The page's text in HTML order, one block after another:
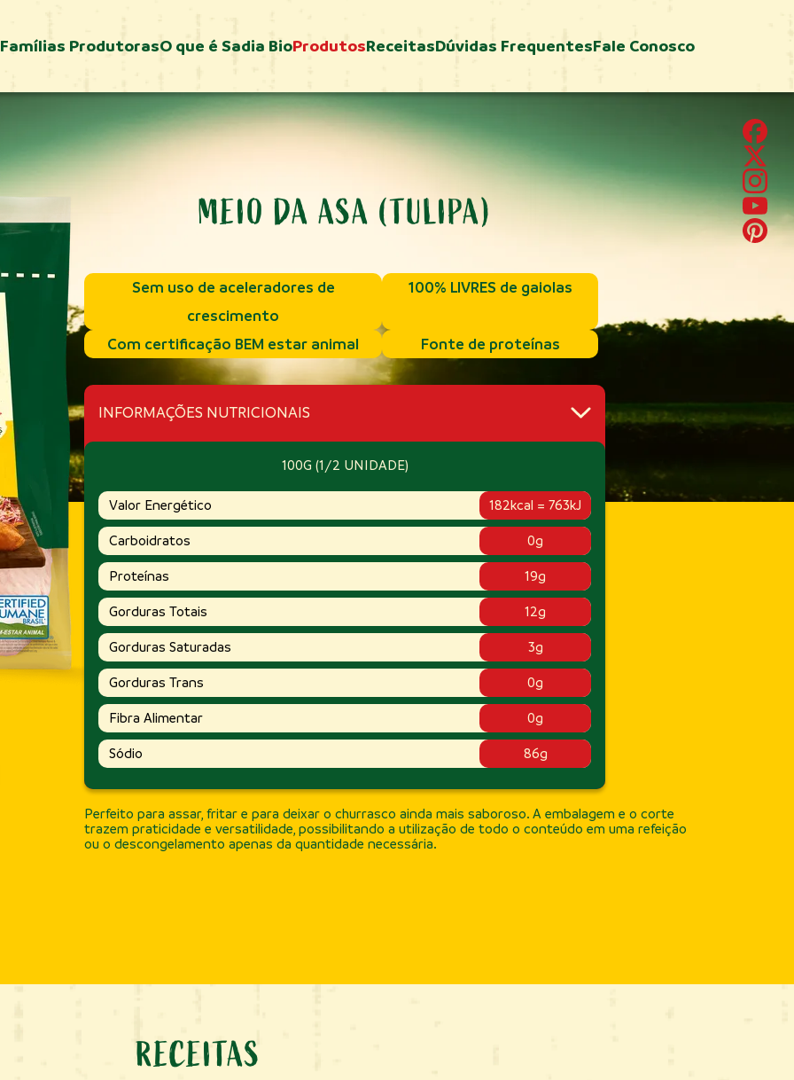
Famílias ProdutorasO que é Sadia BioProdutosReceitasDúvidas FrequentesFale Conosco
MEIO DA ASA (TULIPA)
Sem uso de aceleradores de
crescimento
100% LIVRES de gaiolas
Com certificação BEM estar animal Fonte de proteínas
INFORMAÇÕES NUTRICIONAIS
100G (1/2 UNIDADE)
Valor Energético 182kcal = 763kJ
Carboidratos 0g
Proteínas 19g
Gorduras Totais 12g
Gorduras Saturadas 3g
Gorduras Trans 0g
Fibra Alimentar 0g
Sódio 86g
Perfeito para assar, fritar e para deixar o churrasco ainda mais saboroso. A embalagem e o corte
trazem praticidade e versatilidade, possibilitando a utilização de todo o conteúdo em uma refeição
ou o descongelamento apenas da quantidade necessária.
RECEITAS